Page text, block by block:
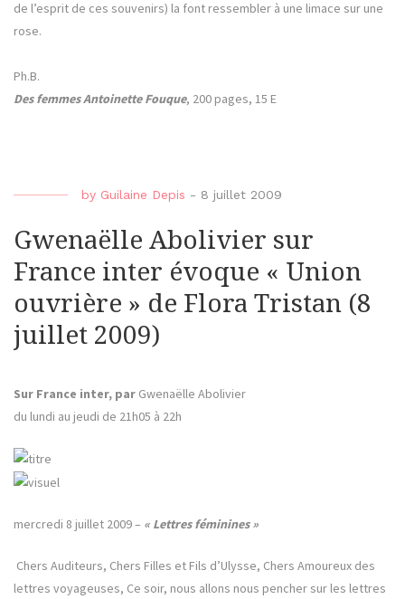
de l’esprit de ces souvenirs) la font ressembler à une limace sur une
rose.
Ph.B.
Des femmes Antoinette Fouque, 200 pages, 15 E
by Guilaine Depis - 8 juillet 2009
Gwenaëlle Abolivier sur
France inter évoque « Union
ouvrière » de Flora Tristan (8
juillet 2009)
Sur France inter, par Gwenaëlle Abolivier
du lundi au jeudi de 21h05 à 22h
mercredi 8 juillet 2009 – « Lettres féminines »
Chers Auditeurs, Chers Filles et Fils d’Ulysse, Chers Amoureux des
lettres voyageuses, Ce soir, nous allons nous pencher sur les lettres